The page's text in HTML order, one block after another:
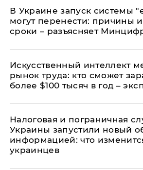
В Украине запуск системы
могут перенести: причины
сроки – разъясняет
Искусственный интеллект
рынок труда: кто сможет
более $100 тысяч в год –
Налоговая и пограничная
Украины запустили новый
информацией: что
украинцев